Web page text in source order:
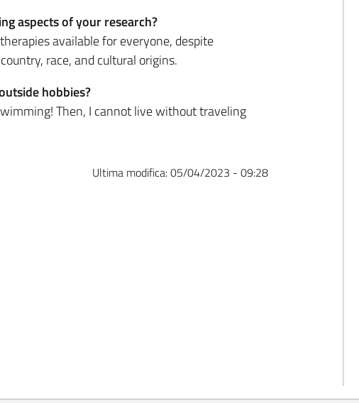
aspects of your research?
available for everyone, despite
race, and cultural origins.
hobbies?
Then, I cannot live without traveling
Ultima modifica:05/04/2023 - 09:28